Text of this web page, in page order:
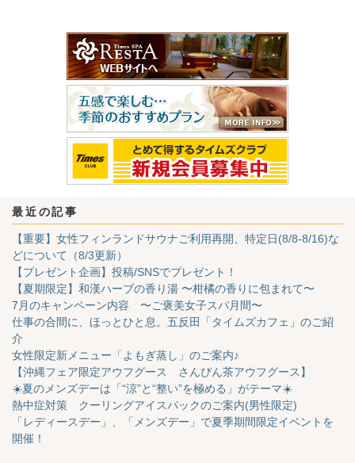
最近の記事
【重要】女性フィンランドサウナご利用再開、特定日(8/8-8/16)な
どについて（8/3更新）
【プレゼント企画】投稿/SNSでプレゼント！
【夏期限定】和漢ハーブの香り湯 〜柑橘の香りに包まれて〜
7月のキャンペーン内容 〜ご褒美女子スパ月間〜
仕事の合間に、ほっとひと息。五反田「タイムズカフェ」のご紹
介
女性限定新メニュー「よもぎ蒸し」のご案内♪
【沖縄フェア限定アウフグース さんぴん茶アウフグース】
☀️夏のメンズデーは「“涼”と“整い”を極める」がテーマ☀️
熱中症対策 クーリングアイスパックのご案内(男性限定)
「レディースデー」、「メンズデー」で夏季期間限定イベントを
開催！